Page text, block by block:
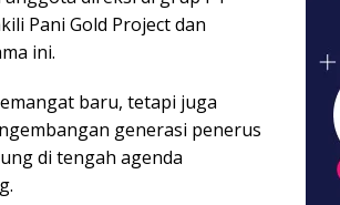
Pani Gold Project dan
ini.
baru, tetapi juga
generasi penerus
di tengah agenda